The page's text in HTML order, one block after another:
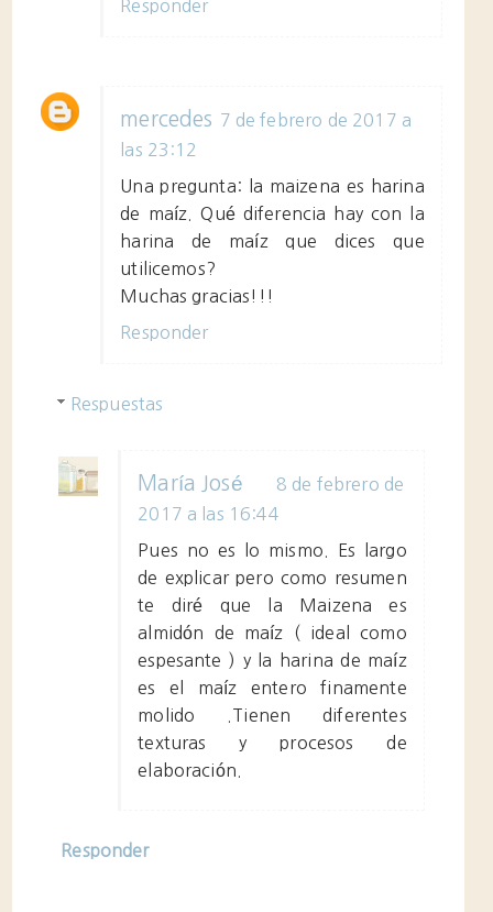
Responder
mercedes 7 de febrero de 2017 a
las 23:12
Una pregunta: la maizena es harina
de maíz. Qué diferencia hay con la
harina de maíz que dices que
utilicemos?
Muchas gracias!!!
Responder
Respuestas
María José
8 de febrero de
2017 a las 16:44
Pues no es lo mismo. Es largo
de explicar pero como resumen
te diré que la Maizena es
almidón de maíz ( ideal como
espesante ) y la harina de maíz
es el maíz entero finamente
molido .Tienen diferentes
texturas y procesos de
elaboración.
Responder